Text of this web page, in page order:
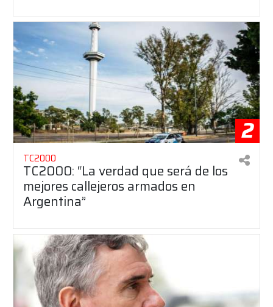
2
TC2000
TC2000: “La verdad que será de los
mejores callejeros armados en
Argentina”